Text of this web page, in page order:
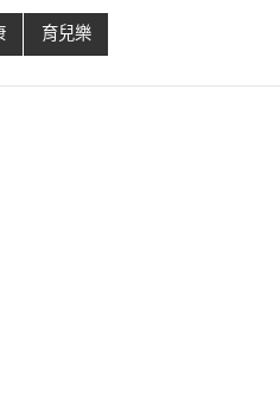
育兒樂